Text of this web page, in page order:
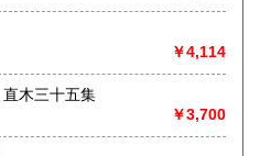
￥4,114
木三十五集
￥3,700